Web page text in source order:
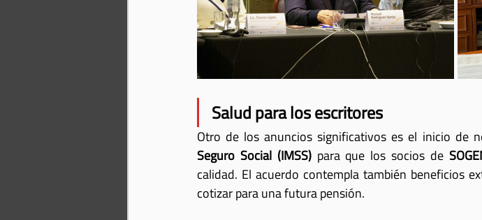
Salud para los escritores
Otro de los anuncios significativos es el inicio de
Seguro Social (IMSS) para que los socios de
calidad. El acuerdo contempla también beneficios
cotizar para una futura pensión.